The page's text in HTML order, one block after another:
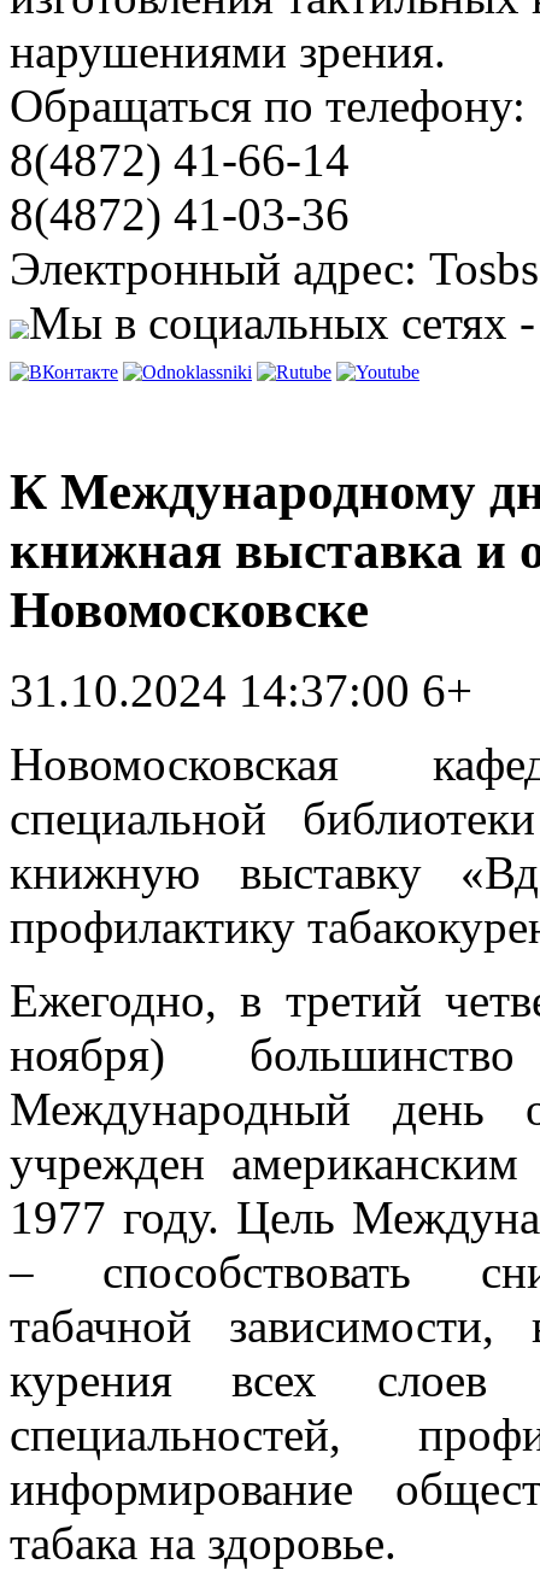
нарушениями зрения.
Обращаться по телефону:
8(4872) 41-66-14
8(4872) 41-03-36
Электронный адрес:
Мы в социальных сетях
К Международному
книжная выставка и
Новомосковске
31.10.2024 14:37:00 6+
Новомосковская
специальной
книжную выставку
профилактику
Ежегодно, в третий
ноября)
Международный день
учрежден
1977 году. Цель
– способствовать
табачной
курения всех слоев
специальностей,
информирование
табака на здоровье.